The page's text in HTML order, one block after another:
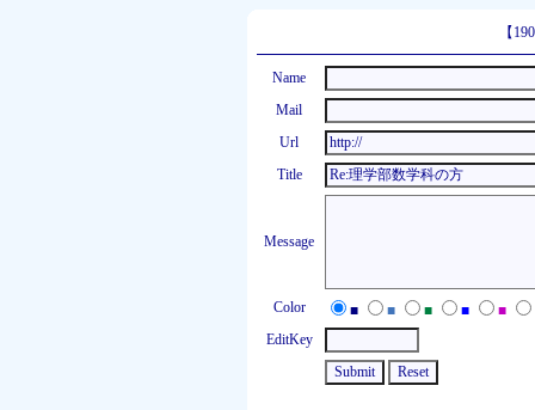
【
Name
Mail
Url
Title
Message
Color ■ ■ ■ ■
■
EditKey